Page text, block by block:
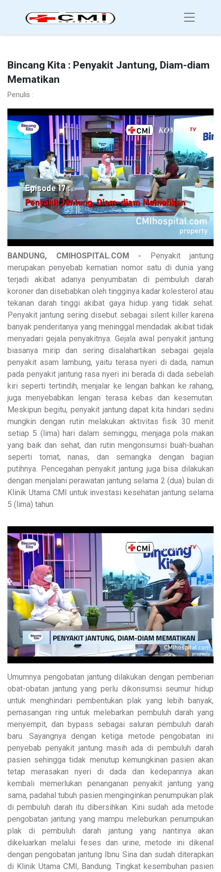
Bincang Kita : Penyakit Jantung, Diam-diam
Mematikan
Penulis :
BANDUNG, CMIHOSPITAL.COM - Penyakit jantung
merupakan penyebab kematian nomor satu di dunia yang
terjadi akibat adanya penyumbatan di pembuluh darah
koroner dan disebabkan oleh tingginya kadar kolesterol atau
tekanan darah tinggi akibat gaya hidup yang tidak sehat.
Penyakit jantung sering disebut sebagai silent killer karena
banyak penderitanya yang meninggal mendadak akibat tidak
menyadari gejala penyakitnya. Gejala awal penyakit jantung
biasanya mirip dan sering disalahartikan sebagai gejala
penyakit asam lambung, yaitu terasa nyeri di dada, namun
pada penyakit jantung rasa nyeri ini berada di dada sebelah
kiri seperti tertindih, menjalar ke lengan bahkan ke rahang,
juga menyebabkan lengan terasa kebas dan kesemutan.
Meskipun begitu, penyakit jantung dapat kita hindari sedini
mungkin dengan rutin melakukan aktivitas fisik 30 menit
setiap 5 (lima) hari dalam seminggu, menjaga pola makan
yang baik dan sehat, dan rutin mengonsumsi buah-buahan
seperti tomat, nanas, dan semangka dengan bagian
putihnya. Pencegahan penyakit jantung juga bisa dilakukan
dengan menjalani perawatan jantung selama 2 (dua) bulan di
Klinik Utama CMI untuk investasi kesehatan jantung selama
5 (lima) tahun.
Umumnya pengobatan jantung dilakukan dengan pemberian
obat-obatan jantung yang perlu dikonsumsi seumur hidup
untuk menghindari pembentukan plak yang lebih banyak,
pemasangan ring untuk melebarkan pembuluh darah yang
menyempit, dan bypass sebagai saluran pembuluh darah
baru. Sayangnya dengan ketiga metode pengobatan ini
penyebab penyakit jantung masih ada di pembuluh darah
pasien sehingga tidak menutup kemungkinan pasien akan
tetap merasakan nyeri di dada dan kedepannya akan
kembali memerlukan penanganan penyakit jantung yang
sama, padahal tubuh pasien menginginkan penumpukan plak
di pembuluh darah itu dibersihkan. Kini sudah ada metode
pengobatan jantung yang mampu meleburkan penumpukan
plak di pembuluh darah jantung yang nantinya akan
dikeluarkan melalui feses dan urine, metode ini dikenal
dengan pengobatan jantung Ibnu Sina dan sudah diterapkan
di Klinik Utama CMI, Bandung. Tingkat kesembuhan pasien